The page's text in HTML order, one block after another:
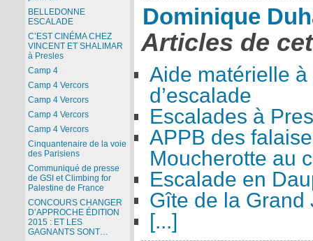
Dominique
Articles de
Aide matérielle à
d’escalade
Escalades à
APPB des
Moucherotte au
Escalade en
Gîte de la Grand
[...]
BELLEDONNE
ESCALADE
C’EST CINÉMA CHEZ
VINCENT ET SHALIMAR
à Presles
Camp 4
Camp 4 Vercors
Camp 4 Vercors
Camp 4 Vercors
Camp 4 Vercors
Cinquantenaire de la voie
des Parisiens
Communiqué de presse
de GSI et Climbing for
Palestine de France
CONCOURS CHANGER
D’APPROCHE ÉDITION
2015 : ET LES
GAGNANTS SONT…